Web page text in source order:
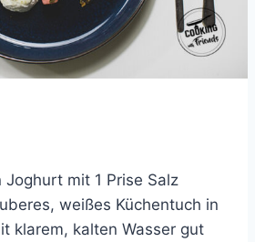
Joghurt mit 1 Prise Salz
weißes Küchentuch in
klarem, kalten Wasser gut